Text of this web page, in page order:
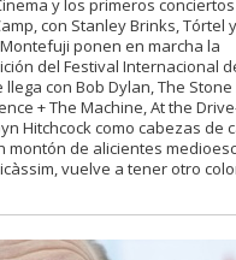
y los primeros
con Stanley Brinks, Tórtel
ponen en marcha la
del Festival Internacional
llega con Bob Dylan, The Stone
+ The Machine, At the
Hitchcock como cabezas de
montón de alicientes
vuelve a tener otro